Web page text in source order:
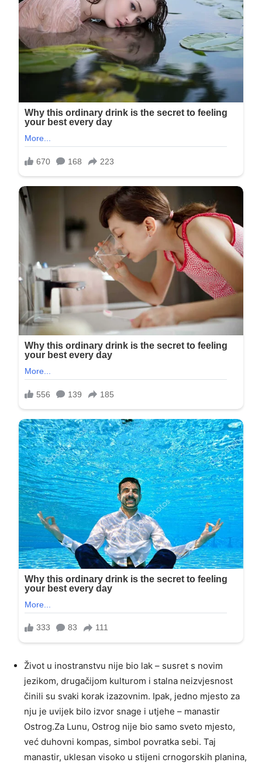
Život u inostranstvu nije bio lak – susret s novim
jezikom, drugačijom kulturom i stalna neizvjesnost
činili su svaki korak izazovnim. Ipak, jedno mjesto za
nju je uvijek bilo izvor snage i utjehe – manastir
Ostrog.Za Lunu, Ostrog nije bio samo sveto mjesto,
već duhovni kompas, simbol povratka sebi. Taj
manastir, uklesan visoko u stijeni crnogorskih planina,